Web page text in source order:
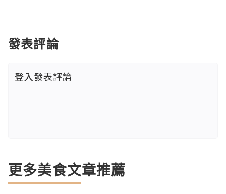
發表評論
登入發表評論
更多美食文章推薦